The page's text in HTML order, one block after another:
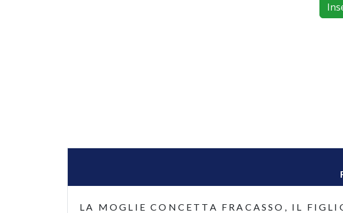
LA MOGLIE CONCETTA FRACASSO, IL